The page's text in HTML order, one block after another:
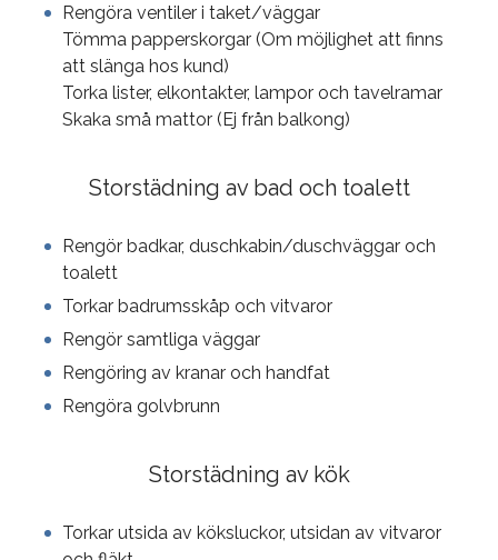
Rengöra ventiler i taket/väggar
Tömma papperskorgar (Om möjlighet att finns
att slänga hos kund)
Torka lister, elkontakter, lampor och tavelramar
Skaka små mattor (Ej från balkong)
Storstädning av bad och toalett
Rengör badkar, duschkabin/duschväggar och
toalett
Torkar badrumsskåp och vitvaror
Rengör samtliga väggar
Rengöring av kranar och handfat
Rengöra golvbrunn
Storstädning av kök
Torkar utsida av köksluckor, utsidan av vitvaror